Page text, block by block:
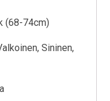
(68-74cm)
Sininen,